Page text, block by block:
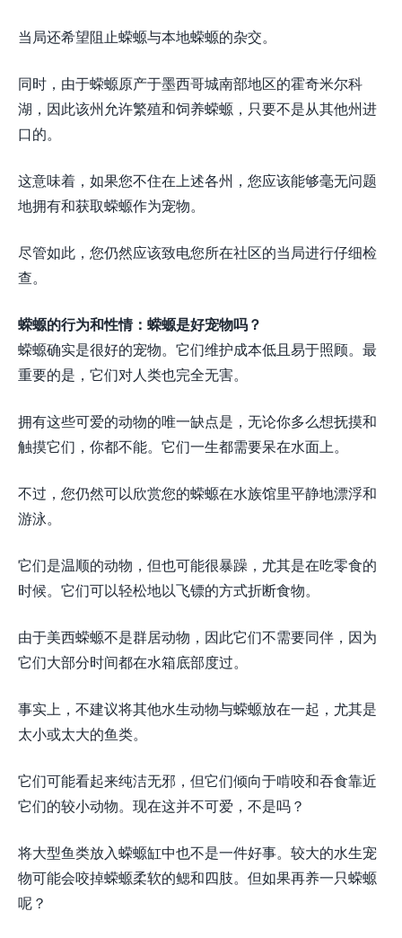
当局还希望阻止蝾螈与本地蝾螈的杂交。
同时，由于蝾螈原产于墨西哥城南部地区的霍奇米尔科
湖，因此该州允许繁殖和饲养蝾螈，只要不是从其他州进
口的。
这意味着，如果您不住在上述各州，您应该能够毫无问题
地拥有和获取蝾螈作为宠物。
尽管如此，您仍然应该致电您所在社区的当局进行仔细检
查。
蝾螈的行为和性情：蝾螈是好宠物吗？
蝾螈确实是很好的宠物。它们维护成本低且易于照顾。最
重要的是，它们对人类也完全无害。
拥有这些可爱的动物的唯一缺点是，无论你多么想抚摸和
触摸它们，你都不能。它们一生都需要呆在水面上。
不过，您仍然可以欣赏您的蝾螈在水族馆里平静地漂浮和
游泳。
它们是温顺的动物，但也可能很暴躁，尤其是在吃零食的
时候。它们可以轻松地以飞镖的方式折断食物。
由于美西蝾螈不是群居动物，因此它们不需要同伴，因为
它们大部分时间都在水箱底部度过。
事实上，不建议将其他水生动物与蝾螈放在一起，尤其是
太小或太大的鱼类。
它们可能看起来纯洁无邪，但它们倾向于啃咬和吞食靠近
它们的较小动物。现在这并不可爱，不是吗？
将大型鱼类放入蝾螈缸中也不是一件好事。较大的水生宠
物可能会咬掉蝾螈柔软的鳃和四肢。但如果再养一只蝾螈
呢？